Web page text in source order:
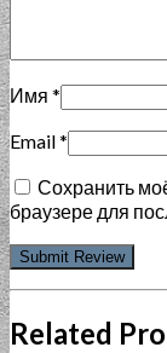
Имя *
Email*
Сохранить
браузере для
Related